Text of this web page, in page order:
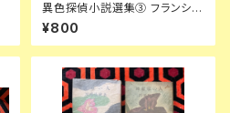
異色探偵小説選集③ フランシ
ス・アイルズ「殺意」延原謙 訳 初
版 装幀:花森安治 日本出版共同
株式会社
¥800